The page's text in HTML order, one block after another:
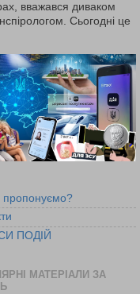
вважався диваком
Сьогодні це
ПОДІЙ
МАТЕРІАЛИ ЗА